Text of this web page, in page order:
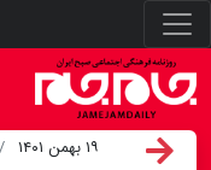
۱۹ بهمن ۱۴۰۱